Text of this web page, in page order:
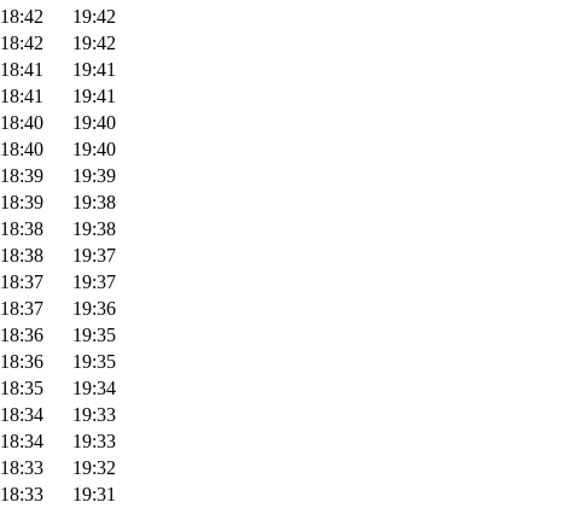
18:42
19:42
18:42
19:42
18:41
19:41
18:41
19:41
18:40
19:40
18:40
19:40
18:39
19:39
18:39
19:38
18:38
19:38
18:38
19:37
18:37
19:37
18:37
19:36
18:36
19:35
18:36
19:35
18:35
19:34
18:34
19:33
18:34
19:33
18:33
19:32
18:33
19:31